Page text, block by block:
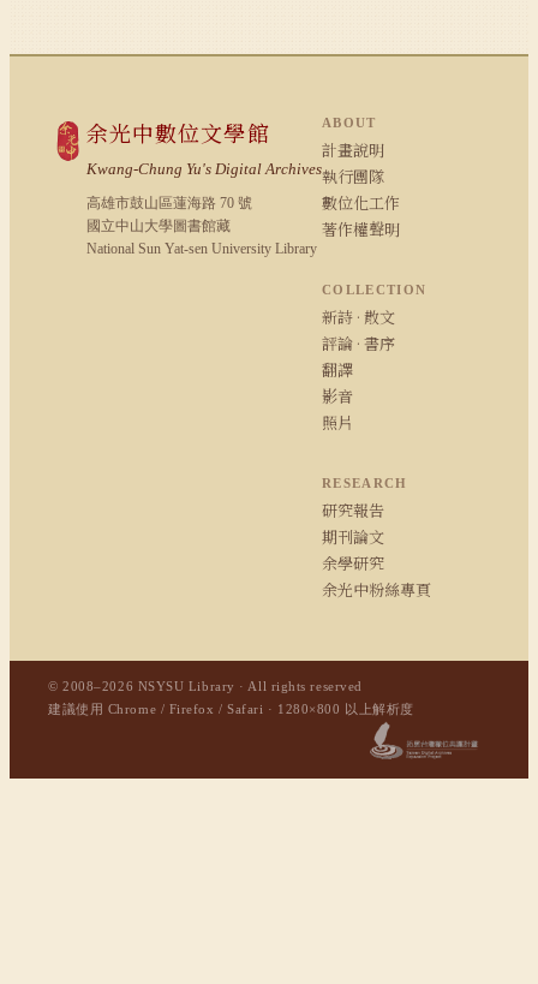
余光中數位文學館
Kwang-Chung Yu's Digital Archives
高雄市鼓山區蓮海路 70 號
國立中山大學圖書館藏
National Sun Yat-sen University Library
ABOUT
計畫說明
執行團隊
數位化工作
著作權聲明
COLLECTION
新詩 · 散文
評論 · 書序
翻譯
影音
照片
RESEARCH
研究報告
期刊論文
余學研究
余光中粉絲專頁
© 2008–2026 NSYSU Library · All rights reserved
建議使用 Chrome / Firefox / Safari · 1280×800 以上解析度